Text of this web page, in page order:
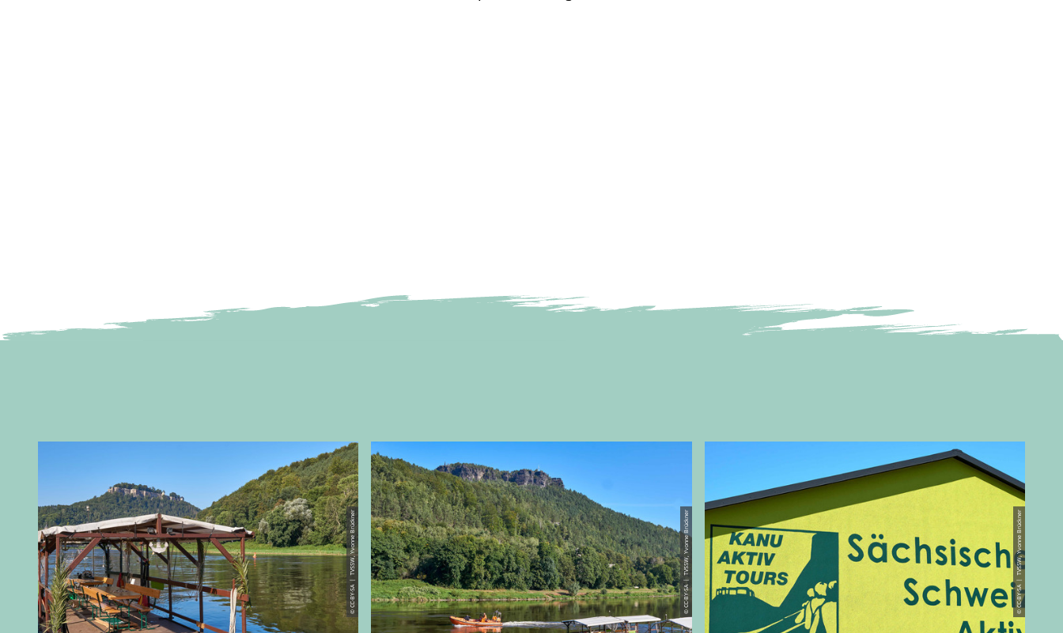
© CC-BY-SA | TVSSW, Yvonne Brückner © CC-BY-SA | TVSSW, Yvonne Brückner © CC-BY-SA | TVSSW, Yvonne Brückner